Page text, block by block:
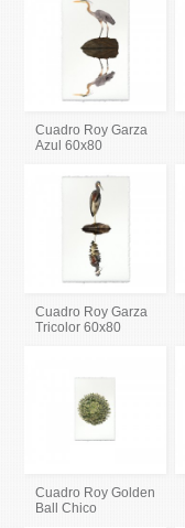
Cuadro Roy Garza
Azul 60x80
Cuadro Roy Garza
Tricolor 60x80
Cuadro Roy Golden
Ball Chico